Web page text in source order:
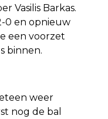
Vasilis Barkas.
0 en opnieuw
een voorzet
binnen.
weer
nog de bal